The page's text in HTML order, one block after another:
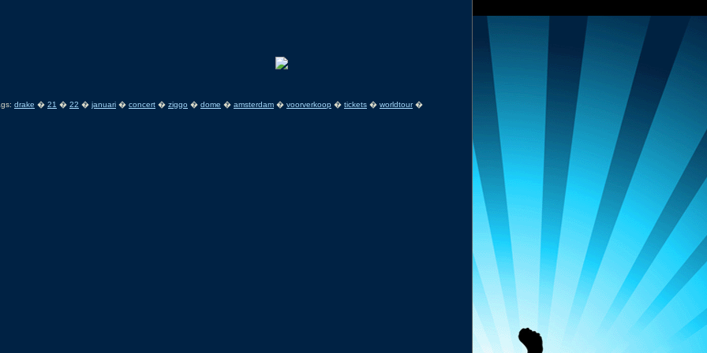
drake � 21 � 22 � januari � concert � ziggo � dome � amsterdam � voorverkoop � tickets � worldtour�